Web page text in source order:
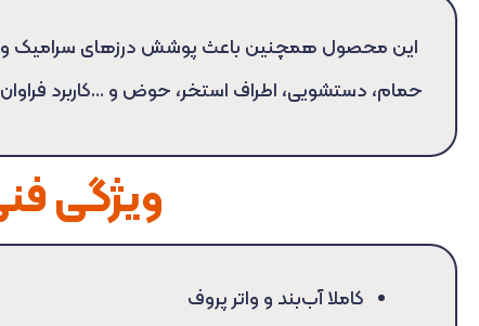
این محصول همچنین باعث پوشش درزهای سرامیک و
حمام، دستشویی، اطراف استخر، حوض و …کاربرد فراوان
ویژگی
کاملا آب‌بند و واتر پروف